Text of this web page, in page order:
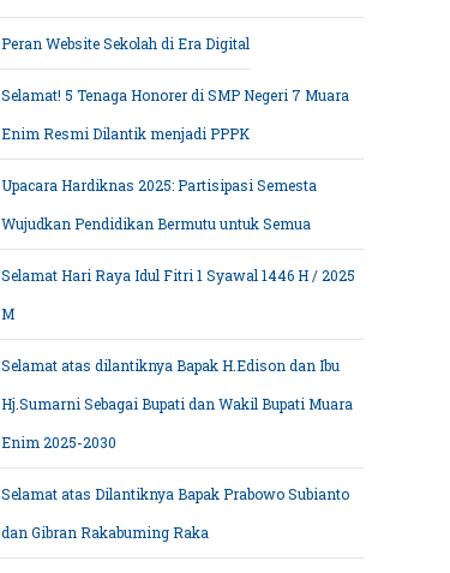
Peran Website Sekolah di Era Digital
Selamat! 5 Tenaga Honorer di SMP Negeri 7 Muara
Enim Resmi Dilantik menjadi PPPK
Upacara Hardiknas 2025: Partisipasi Semesta
Wujudkan Pendidikan Bermutu untuk Semua
Selamat Hari Raya Idul Fitri 1 Syawal 1446 H / 2025
M
Selamat atas dilantiknya Bapak H.Edison dan Ibu
Hj.Sumarni Sebagai Bupati dan Wakil Bupati Muara
Enim 2025-2030
Selamat atas Dilantiknya Bapak Prabowo Subianto
dan Gibran Rakabuming Raka